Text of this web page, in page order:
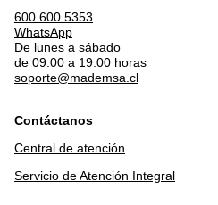
600 600 5353
WhatsApp
De lunes a sábado
de 09:00 a 19:00 horas
soporte@mademsa.cl
Contáctanos
Central de atención
Servicio de Atención Integral